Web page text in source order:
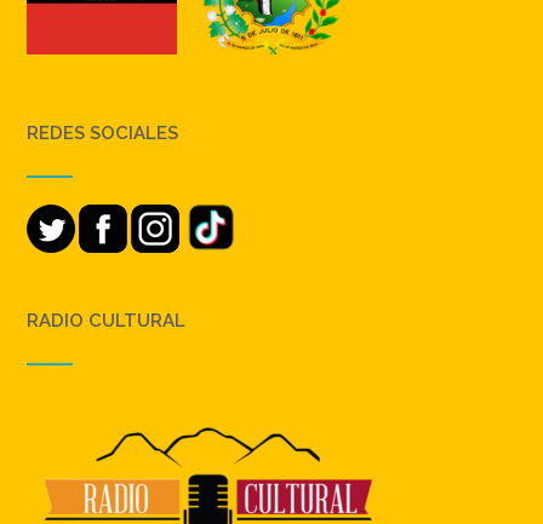
REDES SOCIALES
RADIO CULTURAL